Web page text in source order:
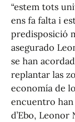
“estem tots
ens fa falta i
predisposició
asegurado
se han
replantar las
economía de
encuentro han
d’Ebo, Leonor